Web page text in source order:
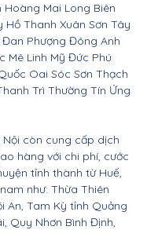
Mai Long Biên
Hồ Thanh Xuân Sơn Tây
Đan Phượng Đông Anh
Mê Linh Mỹ Đức Phú
Oai Sóc Sơn Thạch
Trì Thường Tín Ứng
còn cung cấp dịch
hàng với chi phí, cước
tỉnh thành từ Huế,
như: Thừa Thiên
An, Tam Kỳ tỉnh Quảng
Quy Nhơn Bình Định,